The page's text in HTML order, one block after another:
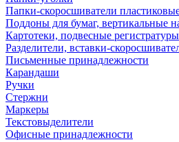
Папки-скоросшиватели
Поддоны для бумаг, вертикальные
Картотеки, подвесные регистратуры
Разделители, вставки-
Письменные принадлежности
Карандаши
Ручки
Стержни
Маркеры
Текстовыделители
Офисные принадлежности